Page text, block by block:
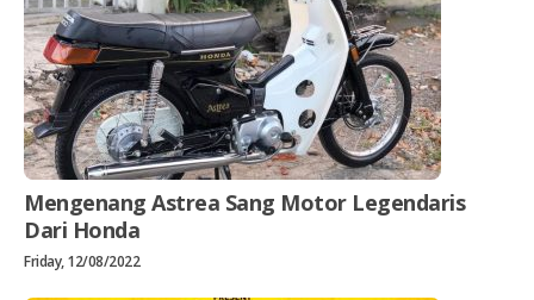
Mengenang Astrea Sang Motor Legendaris
Dari Honda
Friday, 12/08/2022